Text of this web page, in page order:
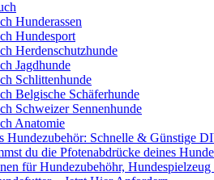
Hunderassen
Hundesport
Herdenschutzhunde
Jagdhunde
Schlittenhunde
Belgische Schäferhunde
Schweizer Sennenhunde
Anatomie
Hundezubehör: Schnelle & Günstige
du die Pfotenabdrücke deines
für Hundezubehöhr,